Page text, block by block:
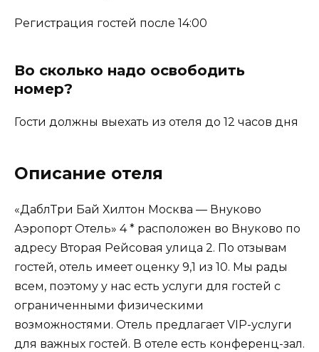
Регистрация гостей после 14:00
Во сколько надо освободить
номер?
Гости должны выехать из отеля до 12 часов дня
Описание отеля
«ДаблТри Бай Хилтон Москва — Внуково
Аэропорт Отель» 4 * расположен во Внуково по
адресу Вторая Рейсовая улица 2. По отзывам
гостей, отель имеет оценку 9,1 из 10. Мы рады
всем, поэтому у нас есть услуги для гостей с
ограниченными физическими
возможностями. Отель предлагает VIP-услуги
для важных гостей. В отеле есть конференц-зал.